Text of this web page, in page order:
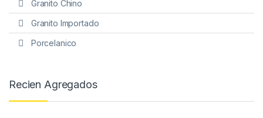
Granito Chino
Granito Importado
Porcelanico
Recien Agregados